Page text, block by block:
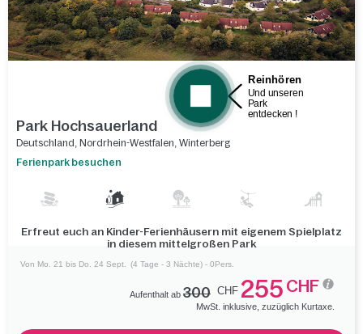
Park Hochsauerland
Deutschland Nordrhein-Westfalen Winterberg
Ferienpark besuchen
Erfreut euch an Kinder-Ferienhäusern mit eigenem Spielplatz
in diesem mittelgroßen Park
Von Mo. 21 bis Do. 24 Sept. (4 Tage - 3 Nächte) - 0Pers.
Aufenthalt ab 300 CHF 255 CHF
MwSt. inklusive, zuzüglich Kurtaxe.